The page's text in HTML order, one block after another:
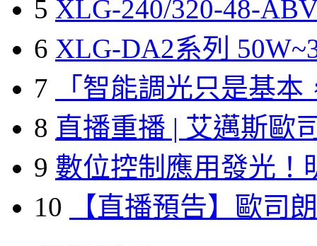
5 XLG-240/320-48-
6 XLG-DA2系列
7
「智能調光只是基本
8 直播重播 | 艾邁斯歐
9 數位控制應用發光！
10
【直播預告】歐司